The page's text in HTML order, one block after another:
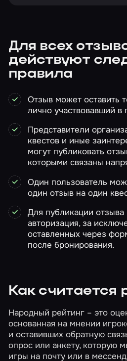
Для всех
действуют
правила
Отзыв может оставить
лично участвовавший в
Представители
квестов и иные
могут публиковать
которыми связаны
Один пользователь
один отзыв на один
Для публикации отзыва
авторизация, за
оставленных через
после бронирования.
Как считается
Народный рейтинг – это
основанная на мнении
и оставивших обратную
опрос или анкету, которую
игры на почту или в